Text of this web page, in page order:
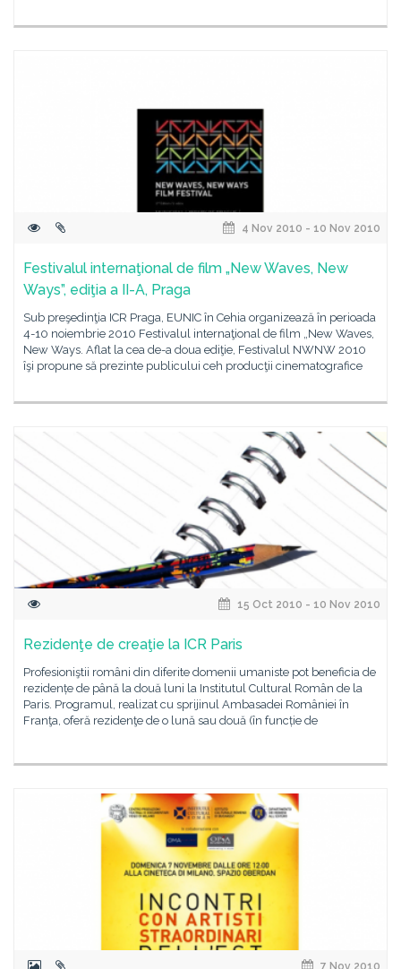
4 Nov 2010 - 10 Nov 2010
Festivalul internaţional de film „New Waves, New
Ways”, ediţia a II-A, Praga
Sub preşedinţia ICR Praga, EUNIC în Cehia organizează în perioada
4-10 noiembrie 2010 Festivalul internaţional de film „New Waves,
New Ways. Aflat la cea de-a doua ediţie, Festivalul NWNW 2010
îşi propune să prezinte publicului ceh producţii cinematografice
15 Oct 2010 - 10 Nov 2010
Rezidenţe de creaţie la ICR Paris
Profesioniştii români din diferite domenii umaniste pot beneficia de
rezidențe de până la două luni la Institutul Cultural Român de la
Paris. Programul, realizat cu sprijinul Ambasadei României în
Franţa, oferă rezidenţe de o lună sau două (în funcție de
7 Nov 2010